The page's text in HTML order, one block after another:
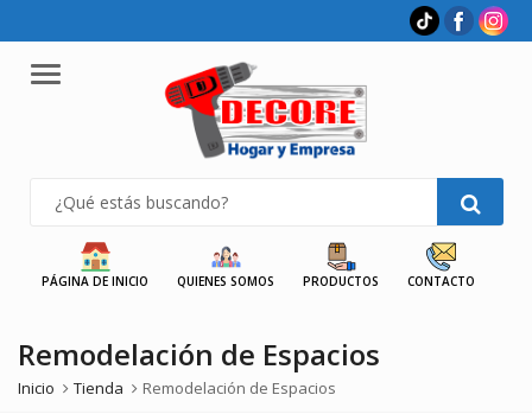
Menu
PÁGINA DE INICIO QUIENES SOMOS PRODUCTOS CONTACTO
Remodelación de Espacios
Inicio Tienda Remodelación de Espacios